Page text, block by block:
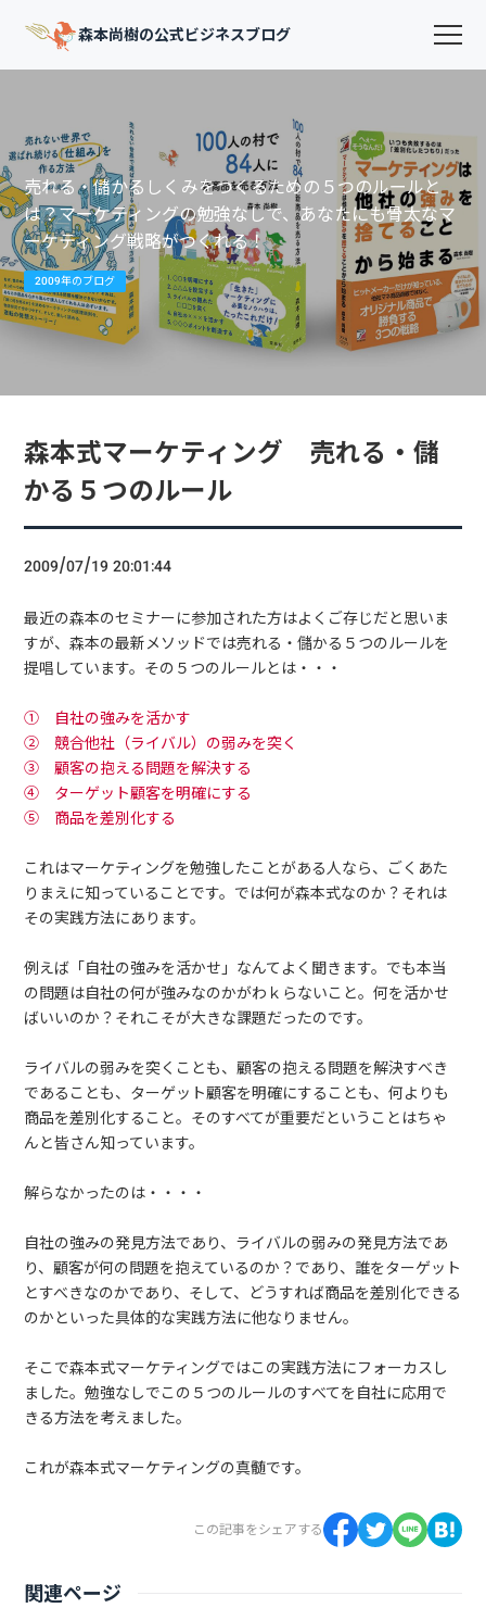
森本尚樹の公式ビジネスブログ
売れる・儲かるしくみをつくるための５つのルールと
は？マーケティングの勉強なしで、あなたにも骨太なマ
ーケティング戦略がつくれる！
2009年のブログ
森本式マーケティング 売れる・儲
かる５つのルール
2009/07/19 20:01:44
最近の森本のセミナーに参加された方はよくご存じだと思いま
すが、森本の最新メソッドでは売れる・儲かる５つのルールを
提唱しています。その５つのルールとは・・・
① 自社の強みを活かす
② 競合他社（ライバル）の弱みを突く
③ 顧客の抱える問題を解決する
④ ターゲット顧客を明確にする
⑤ 商品を差別化する
これはマーケティングを勉強したことがある人なら、ごくあた
りまえに知っていることです。では何が森本式なのか？それは
その実践方法にあります。
例えば「自社の強みを活かせ」なんてよく聞きます。でも本当
の問題は自社の何が強みなのかがわｋらないこと。何を活かせ
ばいいのか？それこそが大きな課題だったのです。
ライバルの弱みを突くことも、顧客の抱える問題を解決すべき
であることも、ターゲット顧客を明確にすることも、何よりも
商品を差別化すること。そのすべてが重要だということはちゃ
んと皆さん知っています。
解らなかったのは・・・・
自社の強みの発見方法であり、ライバルの弱みの発見方法であ
り、顧客が何の問題を抱えているのか？であり、誰をターゲット
とすべきなのかであり、そして、どうすれば商品を差別化できる
のかといった具体的な実践方法に他なりません。
そこで森本式マーケティングではこの実践方法にフォーカスし
ました。勉強なしでこの５つのルールのすべてを自社に応用で
きる方法を考えました。
これが森本式マーケティングの真髄です。
この記事をシェアする
関連ページ